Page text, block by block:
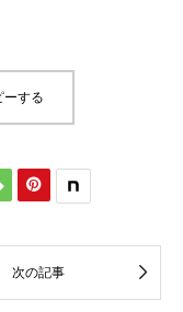
ーする

次の記事 